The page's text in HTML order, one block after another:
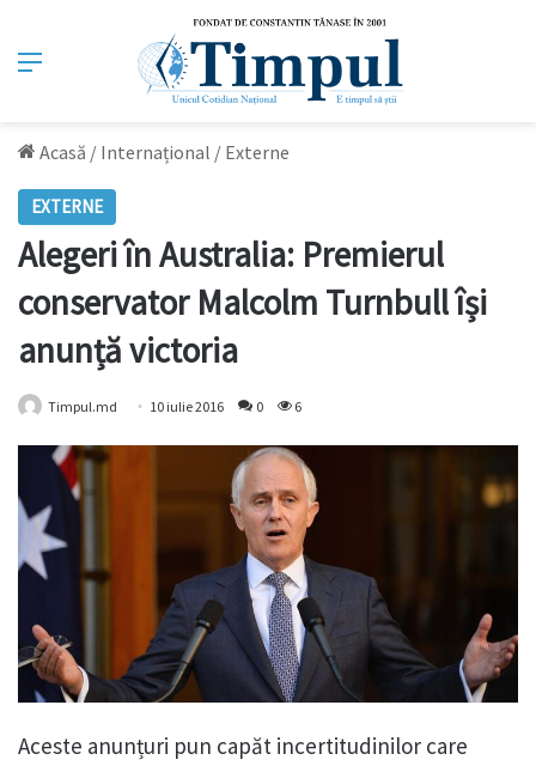
Meniu
Acasă / Internațional / Externe
EXTERNE
Alegeri în Australia: Premierul
conservator Malcolm Turnbull își
anunță victoria
Timpul.md 10 iulie 2016 0 6
Aceste anunțuri pun capăt incertitudinilor care